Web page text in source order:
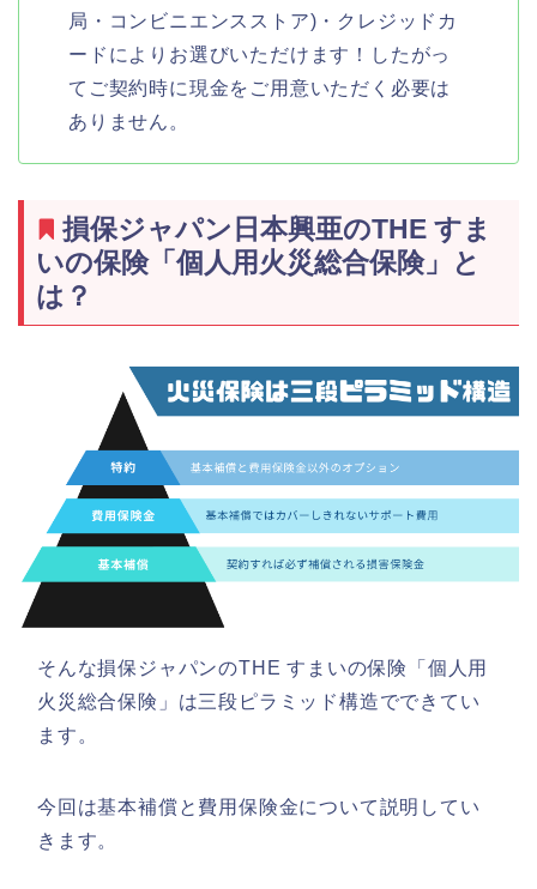
局・コンビニエンスストア)・クレジッドカ
ードによりお選びいただけます！したがっ
てご契約時に現金をご用意いただく必要は
ありません。
損保ジャパン日本興亜のTHE すま
いの保険「個人用火災総合保険」と
は？
そんな損保ジャパンのTHE すまいの保険「個人用
火災総合保険」は三段ピラミッド構造でできてい
ます。
今回は基本補償と費用保険金について説明してい
きます。